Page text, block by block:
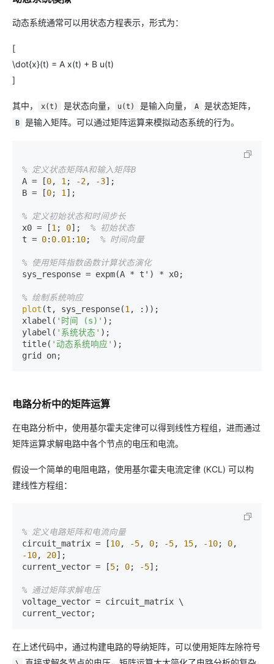
动态系统通常可以用状态方程表示，形式为：
[
\dot{x}(t) = A x(t) + B u(t)
]
其中， x(t) 是状态向量， u(t) 是输入向量， A 是状态矩阵，
B 是输入矩阵。可以通过矩阵运算来模拟动态系统的行为。
% 定义状态矩阵A和输入矩阵B
A = [0, 1 ; -2, -3];
B = [0; 1 ];
% 定义初始状态和时间步长
x0 = [1 ; 0]; % 初始状态
t = 0: 0.01 : 10; % 时间向量
% 使用矩阵指数函数计算状态演化
sys_response = expm(A * t') * x0;
% 绘制系统响应
plot (t, sys_response(1 , :));
xlabel( '时间 (s)' );
ylabel( '系统状态' );
title( '动态系统响应' );
电路分析中的矩阵运算
在电路分析中，使用基尔霍夫定律可以得到线性方程组，进而通过
矩阵运算求解电路中各个节点的电压和电流。
假设一个简单的电阻电路，使用基尔霍夫电流定律 (KCL) 可以构
建线性方程组：
% 定义电路矩阵和电流向量
circuit_matrix = [10, -5, 0; -5, 15, -10; 0
-10, 20];
current_vector = [5; 0; -5];
% 通过矩阵求解电压
voltage_vector = circuit_matrix \
在上述代码中，通过构建电路的导纳矩阵，可以使用矩阵左除符号